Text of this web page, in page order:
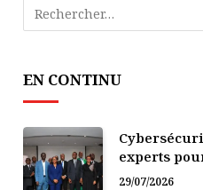
EN CONTINU
experts
numérique
29/07/2026